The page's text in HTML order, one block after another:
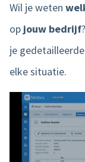
Wil je weten
op jouw bedrijf
je
elke situatie.